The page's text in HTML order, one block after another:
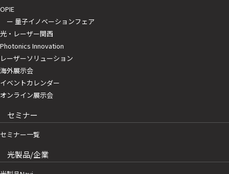
OPIE
ー 量子イノベーションフェア
光・レーザー関西
Photonics Innovation
レーザーソリューション
海外展示会
イベントカレンダー
オンライン展示会
セミナー
セミナー一覧
光製品/企業